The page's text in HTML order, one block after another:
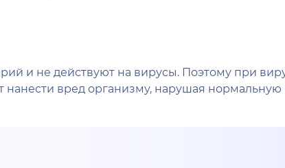
и не действуют на вирусы. Поэтому при
вред организму, нарушая